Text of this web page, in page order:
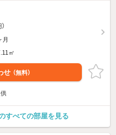
月
㎡
せ （無料）
すべての部屋を見る